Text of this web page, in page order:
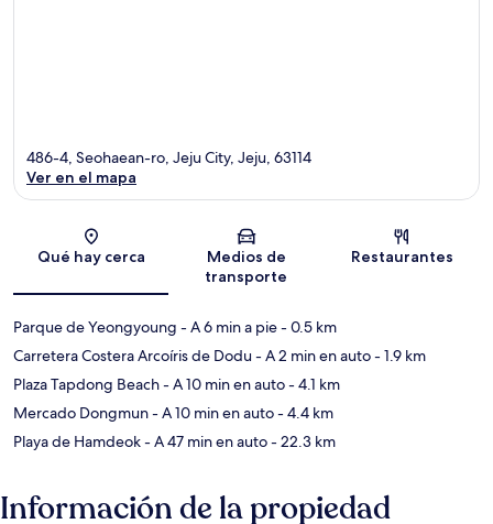
Sección del mapa
486-4, Seohaean-ro, Jeju City, Jeju, 63114
Ver en el mapa
Qué hay cerca
Medios de
transporte
Restaurantes
Parque de Yeongyoung - A 6 min a pie- 0.5 km
Carretera Costera Arcoíris de Dodu- A 2 min en auto- 1.9 km
Plaza Tapdong Beach- A 10 min en auto- 4.1 km
Mercado Dongmun- A 10 min en auto- 4.4 km
Playa de Hamdeok- A 47 min en auto- 22.3 km
Información de la propiedad